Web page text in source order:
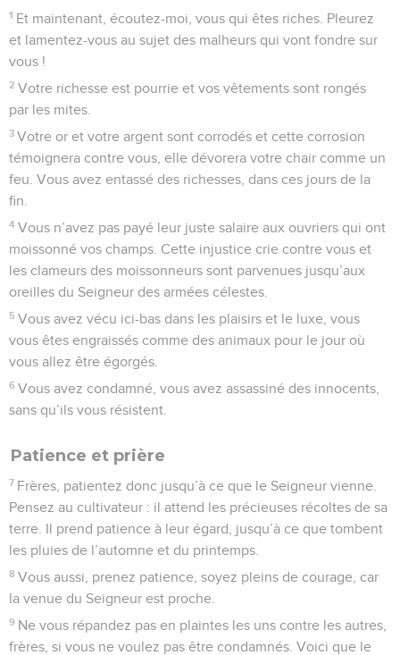
1 Et maintenant, écoutez-moi, vous qui êtes riches. Pleurez
et lamentez-vous au sujet des malheurs qui vont fondre sur
vous !
2 Votre richesse est pourrie et vos vêtements sont rongés
par les mites.
3 Votre or et votre argent sont corrodés et cette corrosion
témoignera contre vous, elle dévorera votre chair comme un
feu. Vous avez entassé des richesses, dans ces jours de la
fin.
4 Vous n’avez pas payé leur juste salaire aux ouvriers qui ont
moissonné vos champs. Cette injustice crie contre vous et
les clameurs des moissonneurs sont parvenues jusqu’aux
oreilles du Seigneur des armées célestes.
5 Vous avez vécu ici-bas dans les plaisirs et le luxe, vous
vous êtes engraissés comme des animaux pour le jour où
vous allez être égorgés.
6 Vous avez condamné, vous avez assassiné des innocents,
sans qu’ils vous résistent.
Patience et prière
7 Frères, patientez donc jusqu’à ce que le Seigneur vienne.
Pensez au cultivateur : il attend les précieuses récoltes de sa
terre. Il prend patience à leur égard, jusqu’à ce que tombent
les pluies de l’automne et du printemps.
8 Vous aussi, prenez patience, soyez pleins de courage, car
la venue du Seigneur est proche.
9 Ne vous répandez pas en plaintes les uns contre les autres,
frères, si vous ne voulez pas être condamnés. Voici que le